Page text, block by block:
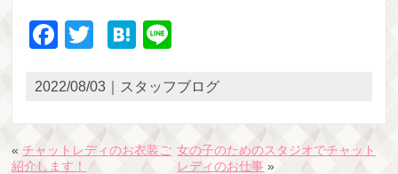
Facebook
TwitterHatena
2022/08/03｜スタッフブログ
« チャットレディのお衣装ご
紹介します！
女の子のためのスタジオでチャット
レディのお仕事 »